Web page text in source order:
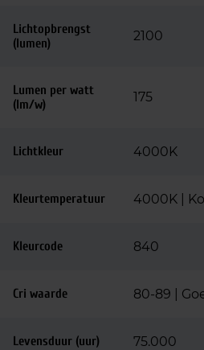
Lichtopbrengst
(lumen)
2100
Lumen per watt
(lm/w)
175
Lichtkleur 4000K
Kleurtemperatuur 4000K |
Kleurcode 840
Cri waarde 80-89 |
Levensduur (uur) 75.000